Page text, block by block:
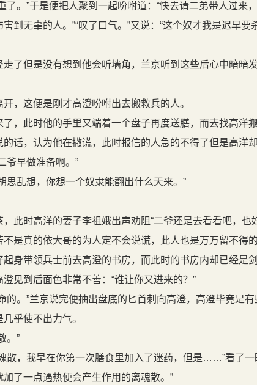
。”于是便把人聚到一起吩咐道：“快去请二弟带人过来
到无辜的人。”“叹了口气。”又说：“这个奴才我是迟早
了但是没有想到他会听墙角，兰京听到这些后心中暗暗
，这便是刚才高澄吩咐出去搬救兵的人。
，此时他的手里又端着一个盘子再度送膳，而去找高洋
话，认为他在撒谎，此时报信的人急的不得了但是高洋
爷早做准备啊。”
思乱想，你想一个奴隶能翻出什么天来。”
此时高洋的妻子李祖娥出声劝阻“二爷还是去看看吧，也
是真的依大哥的为人定不会说谎，此人也是万万留不得
身带领兵士前去高澄的书房，而此时的书房内却已经是剑
见到后面色非常不善：“谁让你又进来的？”
的。”兰京说完便抽出盘底的匕首刺向高澄，高澄毕竟是
乎使不出力气。
。”
散，我早在你第一次膳食里加入了迷药，但是……”看了一
了一点遇热便会产生作用的离魂散。”